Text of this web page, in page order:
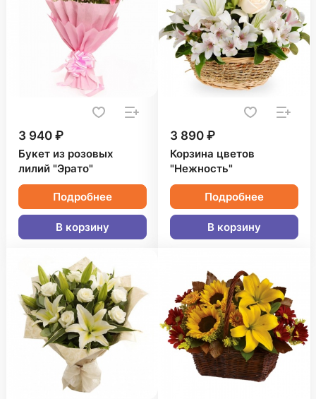
3 940 ₽
Букет из розовых
лилий "Эрато"
Подробнее
В корзину
3 890 ₽
Корзина цветов
"Нежность"
Подробнее
В корзину